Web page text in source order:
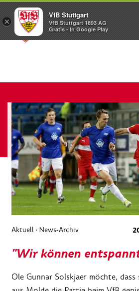
Aktuell › News-Archiv
"Wir können
Ole Gunnar Solskjaer möchte,
×
VfB Stuttgart
VfB Stuttgart 1893 AG
Gratis - In Google Play